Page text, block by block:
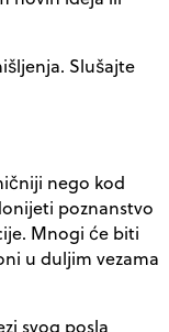
Slušajte
nego kod
poznanstvo
Mnogi će biti
u duljim vezama
svog posla